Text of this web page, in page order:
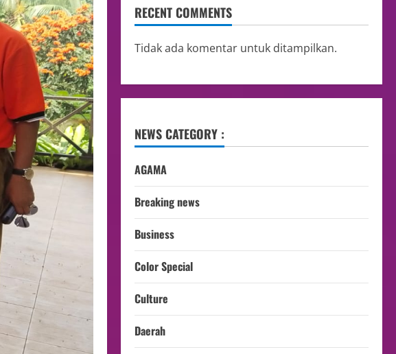
RECENT COMMENTS
Tidak ada komentar untuk ditampilkan.
NEWS CATEGORY :
AGAMA
Breaking news
Business
Color Special
Culture
Daerah